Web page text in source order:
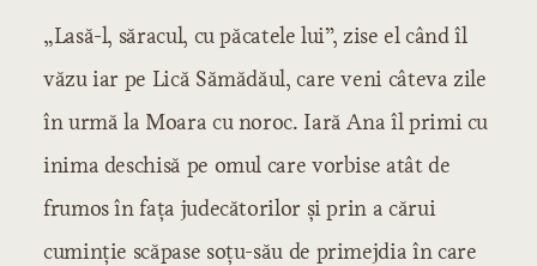
„Lasă-l, săracul, cu păcatele lui”, zise el când îl
văzu iar pe Lică Sămădăul, care veni câteva zile
în urmă la Moara cu noroc. Iară Ana îl primi cu
inima deschisă pe omul care vorbise atât de
frumos în fața judecătorilor și prin a cărui
cuminție scăpase soțu-său de primejdia în care